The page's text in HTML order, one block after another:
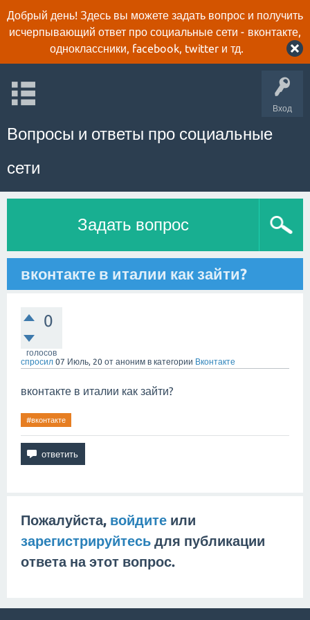
Добрый день! Здесь вы можете задать вопрос и получить
исчерпывающий ответ про социальные сети - вконтакте,
одноклассники, facebook, twitter и тд.
Вход
Вопросы и ответы про социальные
сети
Задать вопрос
вконтакте в италии как зайти?
0
голосов
спросил 07 Июль, 20 от аноним в категории Вконтакте
вконтакте в италии как зайти?
#вконтакте
Пожалуйста, войдите или
зарегистрируйтесь для публикации
ответа на этот вопрос.